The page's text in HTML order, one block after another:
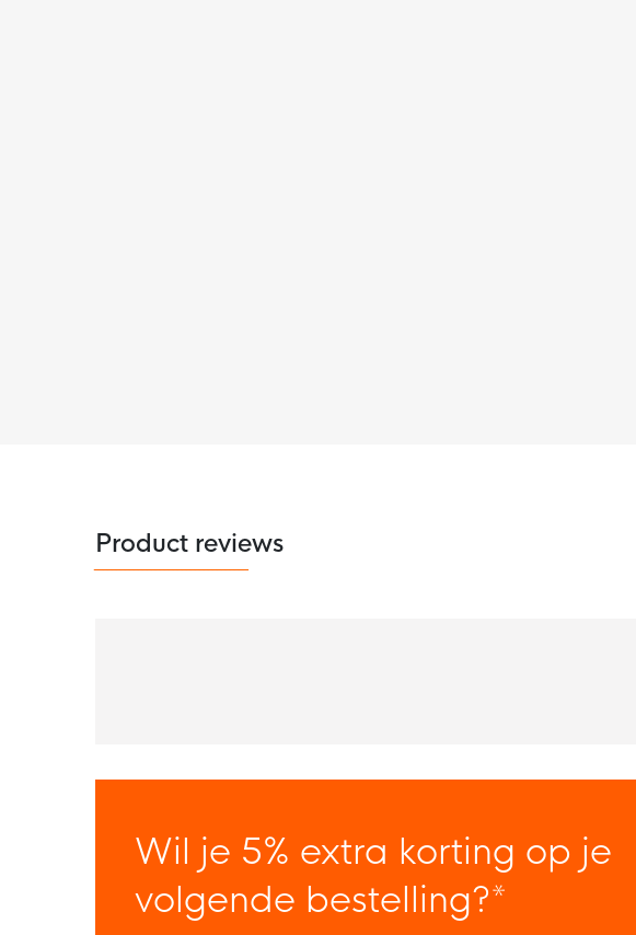
Product reviews
Wil je 5% extra korting op je
volgende bestelling?*